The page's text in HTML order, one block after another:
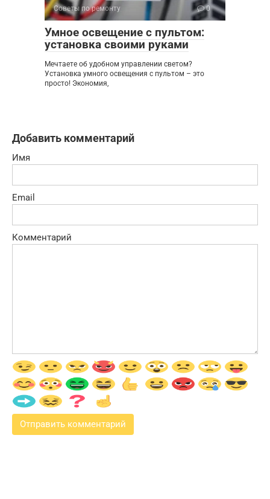
Советы по ремонту 0
Умное освещение с пультом:
установка своими руками
Мечтаете об удобном управлении светом?
Установка умного освещения с пультом – это
просто! Экономия,
Добавить комментарий
Имя
Email
Комментарий